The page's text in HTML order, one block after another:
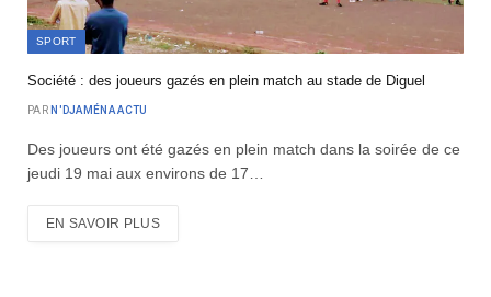
SPORT
Société : des joueurs gazés en plein match au stade de Diguel
PAR N'DJAMÉNA ACTU
Des joueurs ont été gazés en plein match dans la soirée de ce
jeudi 19 mai aux environs de 17…
EN SAVOIR PLUS